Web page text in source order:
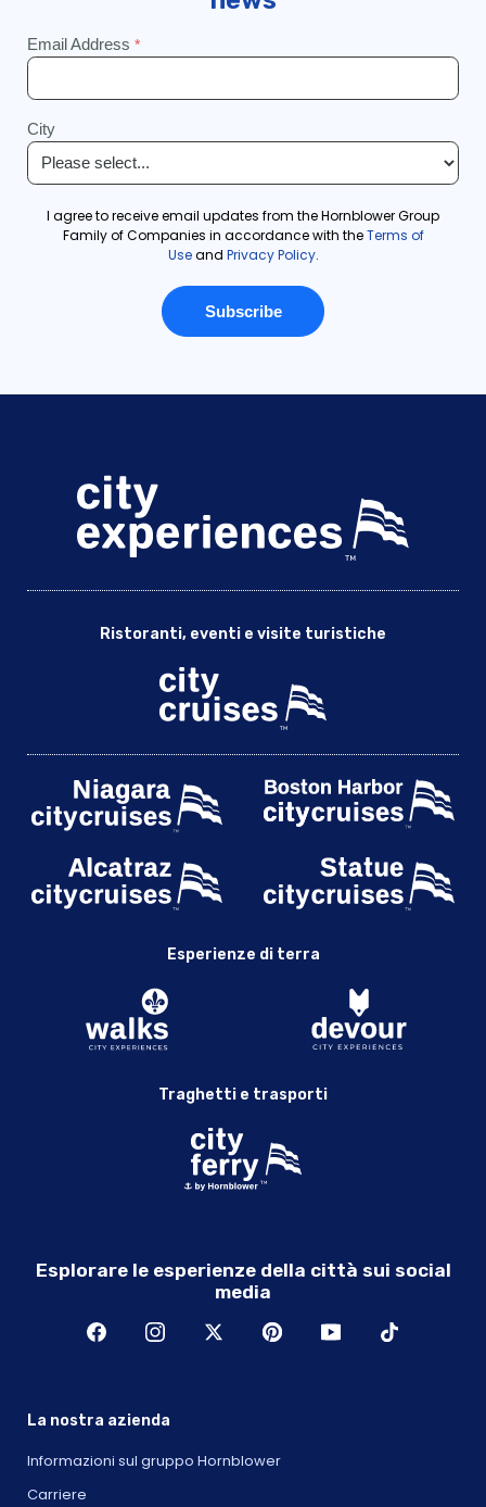
Crociera con cena d'autore e fuochi d'artificio
Crociera con pranzo pomeridiano del Giorno del
Ringraziamento
L'atterraggio
USS Constitution Sightseeing & Boat Tour | Boston Harbor
Cruises
Crociera con cena d'autore per San Valentino | City Cruises
Crociera con brunch di San Valentino
Winter Wander | Crociere in città
Giro in bicicletta dell'Emerald Necklace
Crociera storica del porto e il meglio di Boston: Percorso della
libertà e tour gastronomico del mercato pubblico di Boston |
Esperienze in città
Crociera storica del porto e tour in trolley della città vecchia
Sentiero della Libertà di Paul Revere | Esperienze in città
Crociera storica e vista sul porto di Boston
Acquario del New England e vista su Boston
Biglietto d'ingresso per il New England Aquarium
Traghetto di Salem e esperienza dei veri pirati
Salem in un giorno da Boston: L'eredità delle streghe
Salem Witch Tour from Boston by Train
Salem Witch Tour from Boston with Broom Making Workshop
Risultato della ricerca
Tour gastronomico definitivo di Boston: North End e mercato
Vedi Boston
Passeggiate e divorazioni a Boston
Ristoranti, eventi e visite turistiche
Esperienze di terra
Traghetti e trasporti
Esplorare le esperienze della città sui social
media
La nostra azienda
Informazioni sul gruppo Hornblower
Carriere